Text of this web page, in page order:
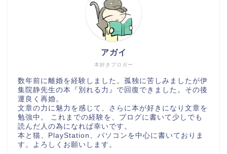
本好きブロガー
アガイ
数年前に離婚を経験しました。孤独に苦しみましたが伊
集院静先生の本『別れる力』で回復できました。その後
運良く再婚。
文章の力に魅力を感じて、さらに本が好きになり文章を
勉強中。 これまでの経験を、ブログに書いて少しでも
読んだ人の為になれば幸いです。
本と猫、PlayStation、パソコンを中心に書いておりま
す。よろしくお願いします。